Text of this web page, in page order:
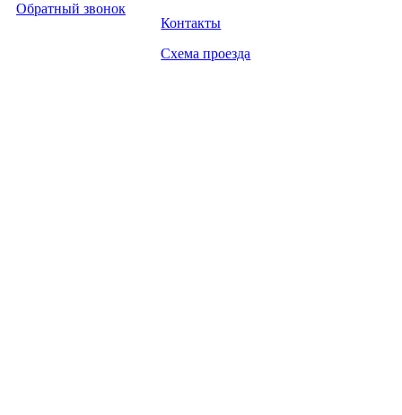
Обратный звонок
Контакты
Схема проезда